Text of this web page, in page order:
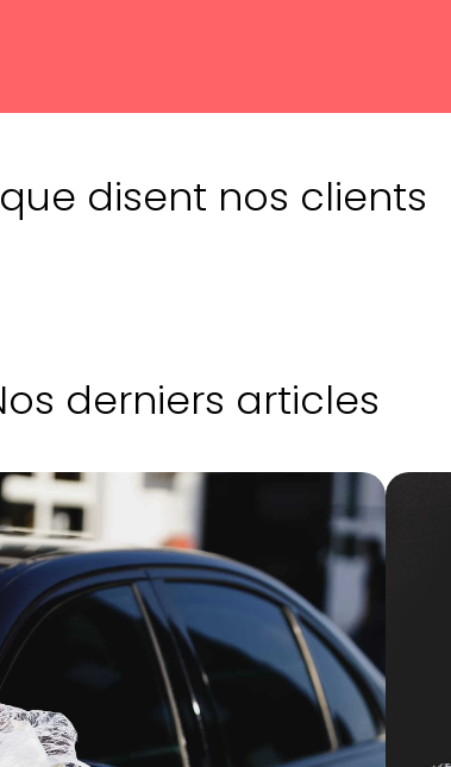
disent nos clients
derniers articles